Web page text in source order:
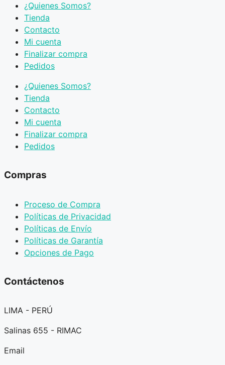
¿Quienes Somos?
Tienda
Contacto
Mi cuenta
Finalizar compra
Pedidos
¿Quienes Somos?
Tienda
Contacto
Mi cuenta
Finalizar compra
Pedidos
Compras
Proceso de Compra
Políticas de Privacidad
Políticas de Envío
Políticas de Garantía
Opciones de Pago
Contáctenos
LIMA - PERÚ
Salinas 655 - RIMAC
Email